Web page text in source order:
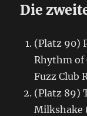
Die
(Platz 90)
Rhythm of
Fuzz Club
(Platz 89)
Milkshake